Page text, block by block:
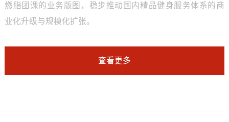
燃脂团课的业务版图，稳步推动国内精品健身服务体系的商
业化升级与规模化扩张。
查看更多